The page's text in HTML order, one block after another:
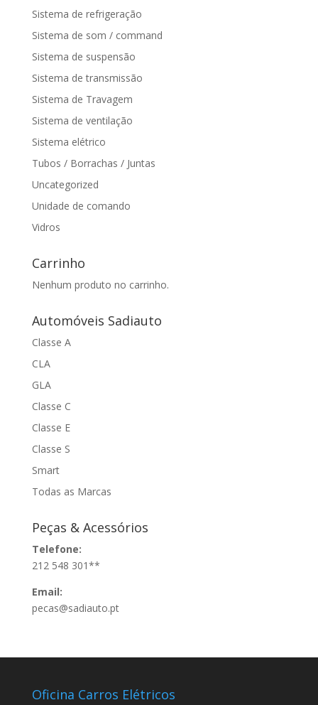
Sistema de refrigeração
Sistema de som / command
Sistema de suspensão
Sistema de transmissão
Sistema de Travagem
Sistema de ventilação
Sistema elétrico
Tubos / Borrachas / Juntas
Uncategorized
Unidade de comando
Vidros
Carrinho
Nenhum produto no carrinho.
Automóveis Sadiauto
Classe A
CLA
GLA
Classe C
Classe E
Classe S
Smart
Todas as Marcas
Peças & Acessórios
Telefone:
212 548 301**
Email:
pecas@sadiauto.pt
Oficina Carros Elétricos